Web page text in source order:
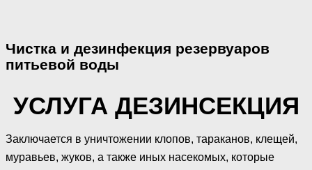
Чистка и дезинфекция резервуаров
питьевой воды
УСЛУГА ДЕЗИНСЕКЦИЯ
Заключается в уничтожении клопов, тараканов, клещей,
муравьев, жуков, а также иных насекомых, которые